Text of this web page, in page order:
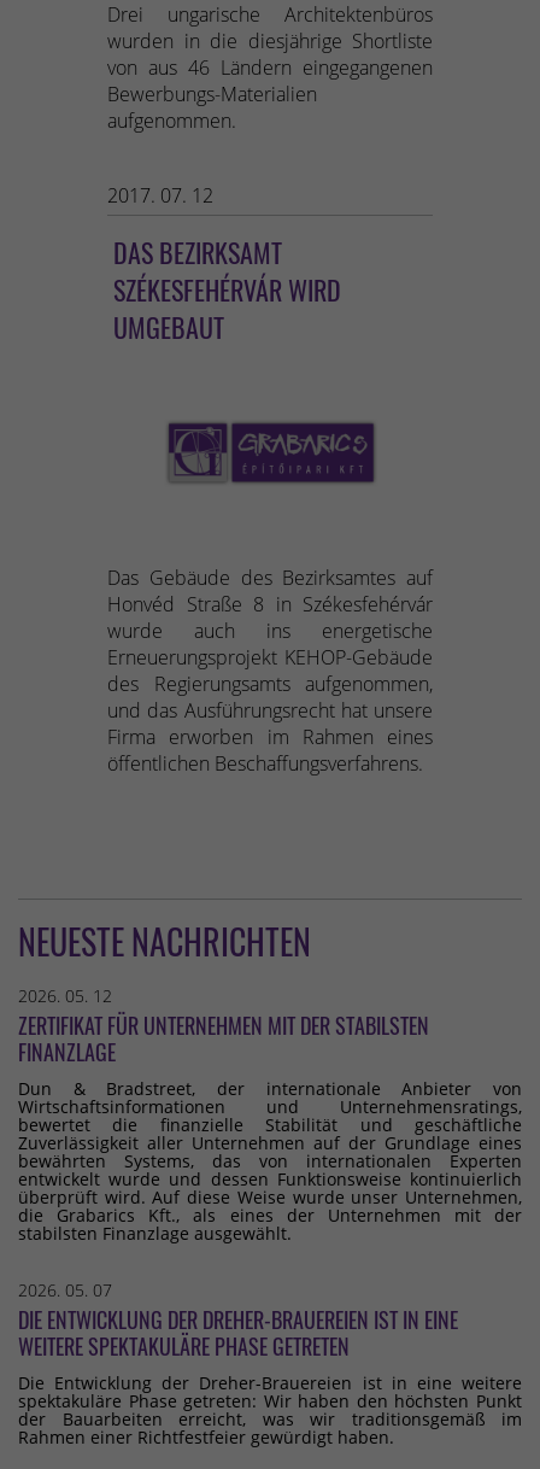
Drei ungarische Architektenbüros
wurden in die diesjährige Shortliste
von aus 46 Ländern eingegangenen
Bewerbungs-Materialien
aufgenommen.
2017. 07. 12
DAS BEZIRKSAMT
SZÉKESFEHÉRVÁR WIRD
UMGEBAUT
Das Gebäude des Bezirksamtes auf
Honvéd Straße 8 in Székesfehérvár
wurde auch ins energetische
Erneuerungsprojekt KEHOP-Gebäude
des Regierungsamts aufgenommen,
und das Ausführungsrecht hat unsere
Firma erworben im Rahmen eines
öffentlichen Beschaffungsverfahrens.
NEUESTE NACHRICHTEN
2026. 05. 12
ZERTIFIKAT FÜR UNTERNEHMEN MIT DER STABILSTEN
FINANZLAGE
Dun & Bradstreet, der internationale Anbieter von
Wirtschaftsinformationen und Unternehmensratings,
bewertet die finanzielle Stabilität und geschäftliche
Zuverlässigkeit aller Unternehmen auf der Grundlage eines
bewährten Systems, das von internationalen Experten
entwickelt wurde und dessen Funktionsweise kontinuierlich
überprüft wird. Auf diese Weise wurde unser Unternehmen,
die Grabarics Kft., als eines der Unternehmen mit der
stabilsten Finanzlage ausgewählt.
2026. 05. 07
DIE ENTWICKLUNG DER DREHER-BRAUEREIEN IST IN EINE
WEITERE SPEKTAKULÄRE PHASE GETRETEN
Die Entwicklung der Dreher-Brauereien ist in eine weitere
spektakuläre Phase getreten: Wir haben den höchsten Punkt
der Bauarbeiten erreicht, was wir traditionsgemäß im
Rahmen einer Richtfestfeier gewürdigt haben.